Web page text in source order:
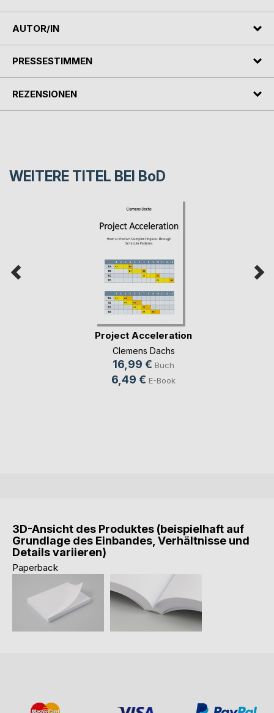
AUTOR/IN
PRESSESTIMMEN
REZENSIONEN
WEITERE TITEL BEI BoD
Project Acceleration
Clemens Dachs
16,99 € Buch
6,49 € E-Book
3D-Ansicht des Produktes (beispielhaft auf
Grundlage des Einbandes, Verhältnisse und
Details variieren)
Paperback